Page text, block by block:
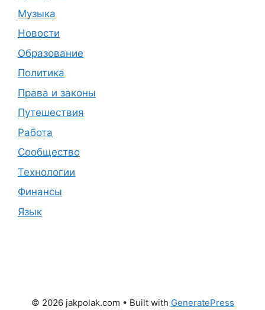
Музыка
Новости
Образование
Политика
Права и законы
Путешествия
Работа
Сообщество
Технологии
Финансы
Язык
© 2026 jakpolak.com • Built with GeneratePress